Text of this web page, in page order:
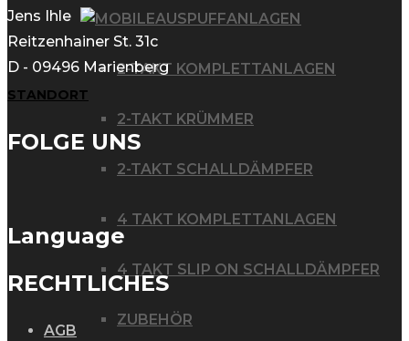
AUSPUFFANLAGEN
2-TAKT KOMPLETTANLAGEN
2-TAKT KRÜMMER
2-TAKT SCHALLDÄMPFER
4 TAKT KOMPLETTANLAGEN
4 TAKT SLIP ON SCHALLDÄMPFER
ZUBEHÖR
Jens Ihle
Reitzenhainer St. 31c
D - 09496 Marienberg
STANDORT
FOLGE UNS
Language
RECHTLICHES
AGB